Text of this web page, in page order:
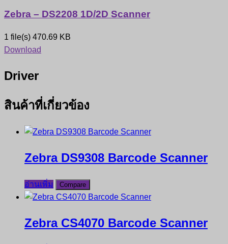
Zebra – DS2208 1D/2D Scanner
1 file(s) 470.69 KB
Download
Driver
สินค้าที่เกี่ยวข้อง
Zebra DS9308 Barcode Scanner
อ่านเพิ่ม Compare
Zebra CS4070 Barcode Scanner